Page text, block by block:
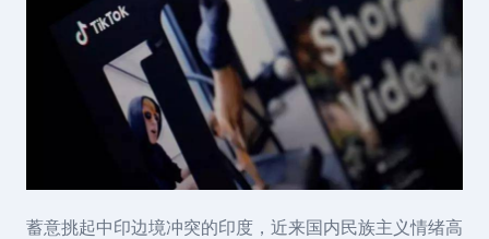
蓄意挑起中印边境冲突的印度，近来国内民族主义情绪高